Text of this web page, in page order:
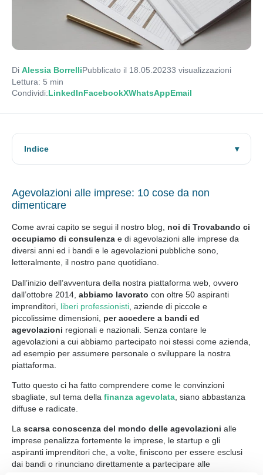
Di Alessia BorrelliPubblicato il 18.05.20233 visualizzazioni
Lettura: 5 min
Condividi: LinkedIn FacebookXWhatsApp Email
Indice
Agevolazioni alle imprese: 10 cose da non
dimenticare
Come avrai capito se segui il nostro blog, noi di Trovabando ci
occupiamo di consulenza e di agevolazioni alle imprese da
diversi anni ed i bandi e le agevolazioni pubbliche sono,
letteralmente, il nostro pane quotidiano.
Dall’inizio dell’avventura della nostra piattaforma web, ovvero
dall’ottobre 2014, abbiamo lavorato con oltre 50 aspiranti
imprenditori, liberi professionisti , aziende di piccole e
piccolissime dimensioni, per accedere a bandi ed
agevolazioni regionali e nazionali. Senza contare le
agevolazioni a cui abbiamo partecipato noi stessi come azienda,
ad esempio per assumere personale o sviluppare la nostra
piattaforma.
Tutto questo ci ha fatto comprendere come le convinzioni
sbagliate, sul tema della finanza agevolata , siano abbastanza
diffuse e radicate.
La scarsa conoscenza del mondo delle agevolazioni alle
imprese penalizza fortemente le imprese, le startup e gli
aspiranti imprenditori che, a volte, finiscono per essere esclusi
dai bandi o rinunciano direttamente a partecipare alle